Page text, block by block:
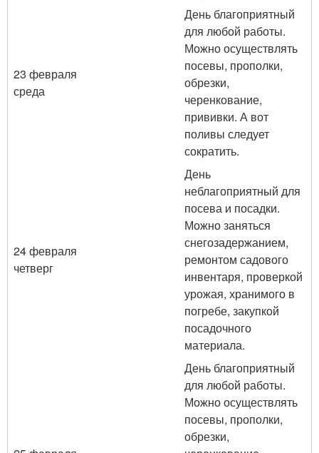
23 февраля
среда
День благоприятный
для любой работы.
Можно осуществлять
посевы, прополки,
обрезки,
черенкование,
прививки. А вот
поливы следует
сократить.
24 февраля
четверг
День
неблагоприятный для
посева и посадки.
Можно заняться
снегозадержанием,
ремонтом садового
инвентаря, проверкой
урожая, хранимого в
погребе, закупкой
посадочного
материала.
День благоприятный
для любой работы.
Можно осуществлять
посевы, прополки,
обрезки,